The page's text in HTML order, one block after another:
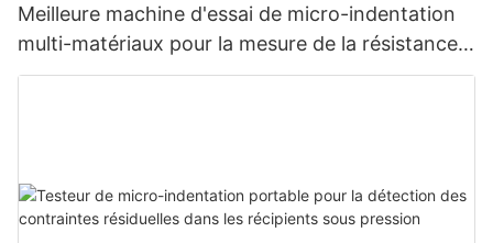
Meilleure machine d'essai de micro-indentation
multi-matériaux pour la mesure de la résistance
et des contraintes - Zhanghua Dryer